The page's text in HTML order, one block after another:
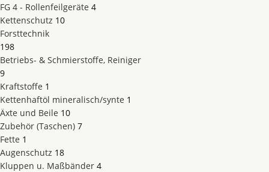
FG 4 - Rollenfeilgeräte 4
Kettenschutz 10
Forsttechnik
198
Betriebs- & Schmierstoffe, Reiniger
9
Kraftstoffe 1
Kettenhaftöl mineralisch/synte 1
Äxte und Beile 10
Zubehör (Taschen) 7
Fette 1
Augenschutz 18
Kluppen u. Maßbänder 4